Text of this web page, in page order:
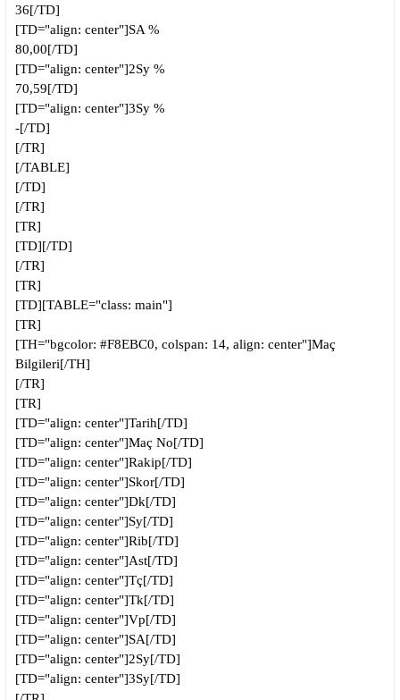
36[/TD]
[TD="align: center"]SA %
80,00[/TD]
[TD="align: center"]2Sy %
70,59[/TD]
[TD="align: center"]3Sy %
-[/TD]
[/TR]
[/TABLE]
[/TD]
[/TR]
[TR]
[TD][/TD]
[/TR]
[TR]
[TD][TABLE="class: main"]
[TR]
[TH="bgcolor: #F8EBC0, colspan: 14, align: center"]Maç
Bilgileri[/TH]
[/TR]
[TR]
[TD="align: center"]Tarih[/TD]
[TD="align: center"]Maç No[/TD]
[TD="align: center"]Rakip[/TD]
[TD="align: center"]Skor[/TD]
[TD="align: center"]Dk[/TD]
[TD="align: center"]Sy[/TD]
[TD="align: center"]Rib[/TD]
[TD="align: center"]Ast[/TD]
[TD="align: center"]Tç[/TD]
[TD="align: center"]Tk[/TD]
[TD="align: center"]Vp[/TD]
[TD="align: center"]SA[/TD]
[TD="align: center"]2Sy[/TD]
[TD="align: center"]3Sy[/TD]